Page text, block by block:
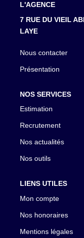
L'AGENCE
7 RUE DU VIEIL
LAYE
Nous contacter
Présentation
NOS SERVICES
Estimation
Recrutement
Nos actualités
Nos outils
LIENS UTILES
Mon compte
Nos honoraires
Mentions légales